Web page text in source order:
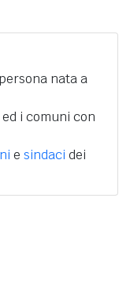
nata a
ed i comuni con
e sindaci dei